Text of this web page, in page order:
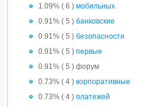
1.09% ( 6 ) мобильных
0.91% ( 5 ) банковские
0.91% ( 5 ) безопасности
0.91% ( 5 ) первые
0.91% ( 5 ) форум
0.73% ( 4 ) корпоративные
0.73% ( 4 ) платежей